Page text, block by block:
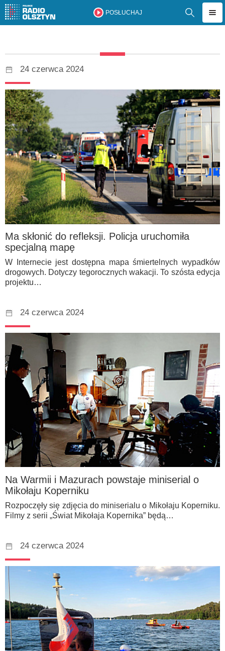
POSŁUCHAJ
24 czerwca 2024
Ma skłonić do refleksji. Policja uruchomiła
specjalną mapę
W Internecie jest dostępna mapa śmiertelnych wypadków
drogowych. Dotyczy tegorocznych wakacji. To szósta edycja
projektu…
24 czerwca 2024
Na Warmii i Mazurach powstaje miniserial o
Mikołaju Koperniku
Rozpoczęły się zdjęcia do miniserialu o Mikołaju Koperniku.
Filmy z serii „Świat Mikołaja Kopernika” będą…
24 czerwca 2024